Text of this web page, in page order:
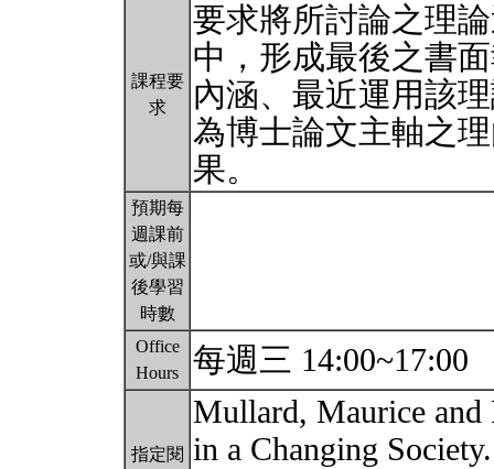
課程要
求
要求將所討論之理
中，形成最後之書
內涵、最近運用該
為博士論文主軸之
果。
預期每
週課前
或/與課
後學習
時數
Office
Hours
每週三 14:00~17:00
指定閱
Mullard, Maurice and
in a Changing